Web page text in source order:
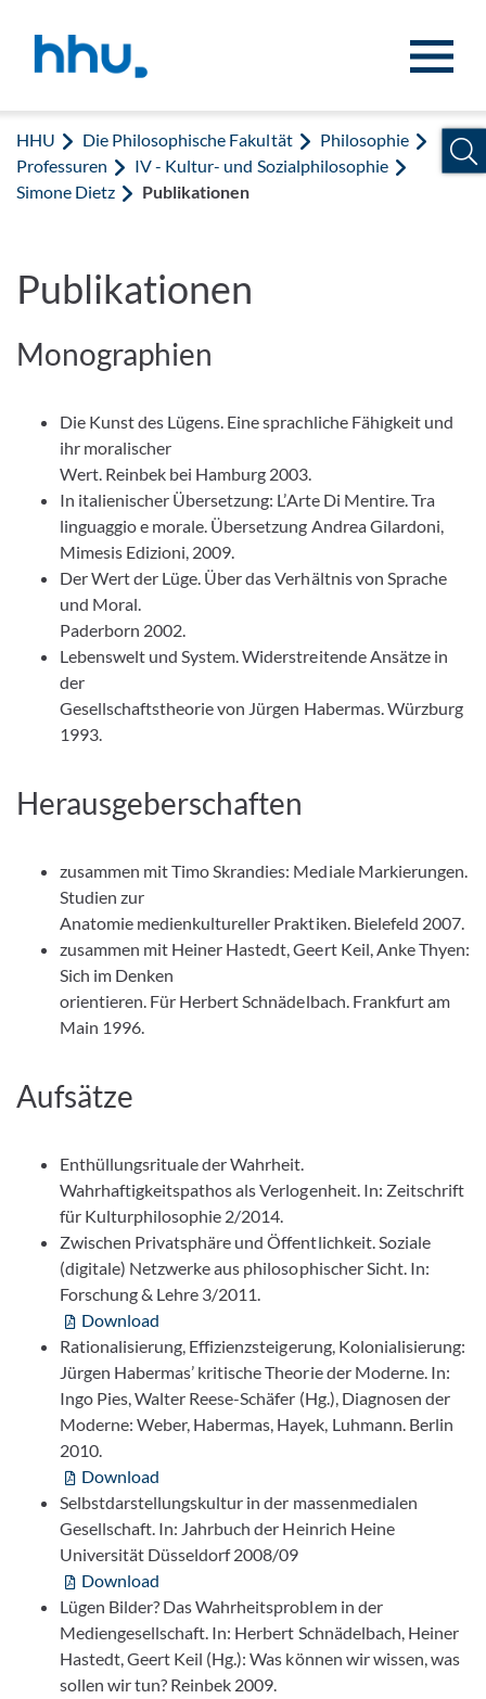
HHU Die Philosophische Fakultät
Philosophie
Professuren
IV - Kultur- und Sozialphilosophie
Simone Dietz
Publikationen
Publikationen
Monographien
Die Kunst des Lügens. Eine sprachliche Fähigkeit und
ihr moralischer
Wert. Reinbek bei Hamburg 2003.
In italienischer Übersetzung: L’Arte Di Mentire. Tra
linguaggio e morale. Übersetzung Andrea Gilardoni,
Mimesis Edizioni, 2009.
Der Wert der Lüge. Über das Verhältnis von Sprache
und Moral.
Paderborn 2002.
Lebenswelt und System. Widerstreitende Ansätze in
der
Gesellschaftstheorie von Jürgen Habermas. Würzburg
1993.
Herausgeberschaften
zusammen mit Timo Skrandies: Mediale Markierungen.
Studien zur
Anatomie medienkultureller Praktiken. Bielefeld 2007.
zusammen mit Heiner Hastedt, Geert Keil, Anke Thyen:
Sich im Denken
orientieren. Für Herbert Schnädelbach. Frankfurt am
Main 1996.
Aufsätze
Enthüllungsrituale der Wahrheit.
Wahrhaftigkeitspathos als Verlogenheit. In: Zeitschrift
für Kulturphilosophie 2/2014.
Zwischen Privatsphäre und Öffentlichkeit. Soziale
(digitale) Netzwerke aus philosophischer Sicht. In:
Forschung & Lehre 3/2011.
Download
Rationalisierung, Effizienzsteigerung, Kolonialisierung:
Jürgen Habermas’ kritische Theorie der Moderne. In:
Ingo Pies, Walter Reese-Schäfer (Hg.), Diagnosen der
Moderne: Weber, Habermas, Hayek, Luhmann. Berlin
2010.
Download
Selbstdarstellungskultur in der massenmedialen
Gesellschaft. In: Jahrbuch der Heinrich Heine
Universität Düsseldorf 2008/09
Download
Lügen Bilder? Das Wahrheitsproblem in der
Mediengesellschaft. In: Herbert Schnädelbach, Heiner
Hastedt, Geert Keil (Hg.): Was können wir wissen, was
sollen wir tun? Reinbek 2009.